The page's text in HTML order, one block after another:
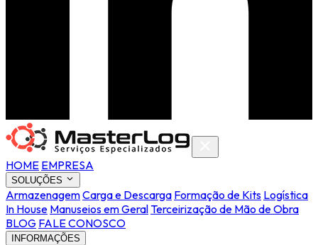
HOME EMPRESA
SOLUÇÕES
ArmazenagemCarga e Descarga Formação de Kits Logística
In House Manuseios em GeralTerceirização de Mão de Obra
BLOG FALE CONOSCO
INFORMAÇÕES